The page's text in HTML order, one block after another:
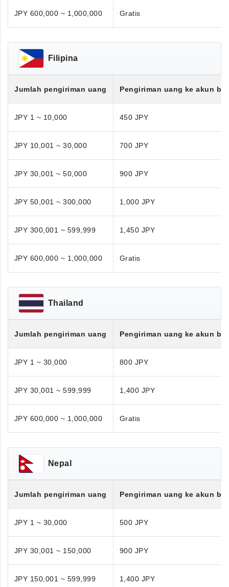
JPY 600,000 ~ 1,000,000 Gratis
Filipina
Jumlah pengiriman uang Pengiriman uang ke akun
JPY 1 ~ 10,000 450 JPY
JPY 10,001 ~ 30,000 700 JPY
JPY 30,001 ~ 50,000 900 JPY
JPY 50,001 ~ 300,000 1,000 JPY
JPY 300,001 ~ 599,999 1,450 JPY
JPY 600,000 ~ 1,000,000 Gratis
Thailand
Jumlah pengiriman uang Pengiriman uang ke akun
JPY 1 ~ 30,000 800 JPY
JPY 30,001 ~ 599,999 1,400 JPY
JPY 600,000 ~ 1,000,000 Gratis
Nepal
Jumlah pengiriman uang Pengiriman uang ke akun
JPY 1 ~ 30,000 500 JPY
JPY 30,001 ~ 150,000 900 JPY
JPY 150,001 ~ 599,999 1,400 JPY